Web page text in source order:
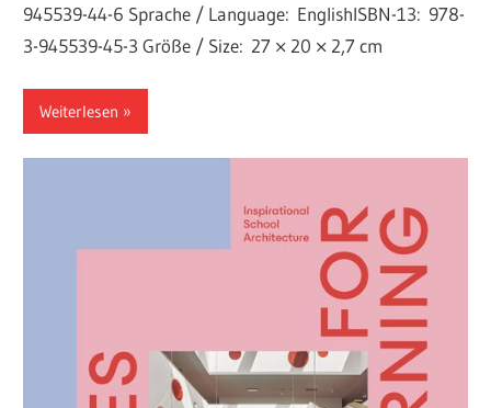
945539-44-6 Sprache / Language: EnglishISBN-13: 978-
3-945539-45-3 Größe / Size: 27 × 20 × 2,7 cm
Weiterlesen